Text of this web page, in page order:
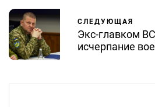
СЛЕДУЮЩАЯ
Экс-главком
исчерпание